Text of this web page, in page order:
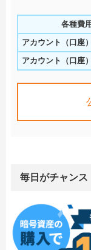
各種費用
アカウント（口座
アカウント（口座
毎日がチャンス